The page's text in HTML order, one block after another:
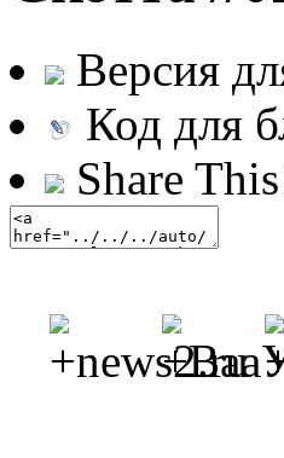
Версия
Код для
Share